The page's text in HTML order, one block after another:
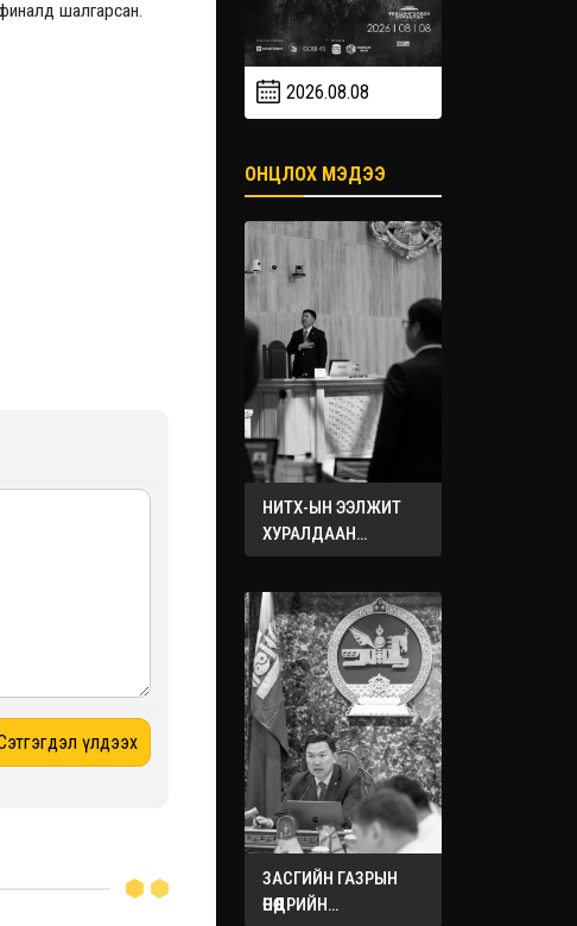
шалгарсан.
2026.08.08
ОНЦЛОХ МЭДЭЭ
НИТХ-ЫН ЭЭЛЖИТ
ХУРАЛДААН
ЭХЭЛЛЭЭ
ЗАСГИЙН ГАЗРЫН
ӨНӨӨДРИЙН